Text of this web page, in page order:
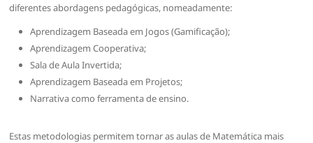
diferentes abordagens pedagógicas, nomeadamente:
Aprendizagem Baseada em Jogos (Gamificação);
Aprendizagem Cooperativa;
Sala de Aula Invertida;
Aprendizagem Baseada em Projetos;
Narrativa como ferramenta de ensino.
Estas metodologias permitem tornar as aulas de Matemática mais